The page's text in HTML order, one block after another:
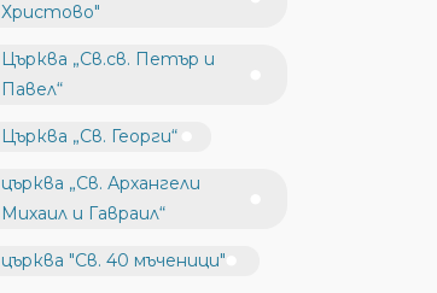
Христово"
Църква „Св.св. Петър и
Павел“
Църква „Св. Георги“
църква „Св. Архангели
Михаил и Гавраил“
църква "Св. 40 мъченици"